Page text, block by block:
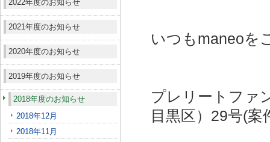
2022年度のお知らせ
2021年度のお知らせ
2020年度のお知らせ
2019年度のお知らせ
2018年度のお知らせ
2018年12月
2018年11月
いつもmaneoを
プレリートファ
目黒区）29号(